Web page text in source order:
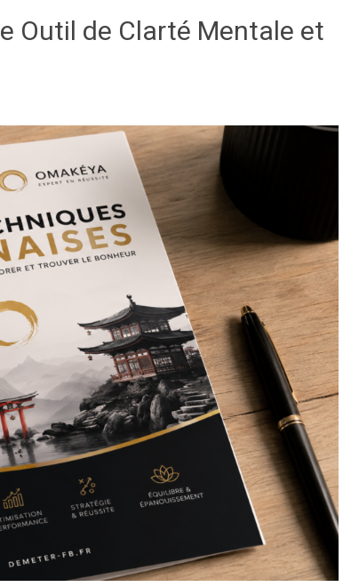
Outil de Clarté Mentale et